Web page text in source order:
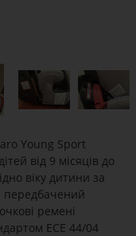
Young Sport
від 9 місяців до
віку дитини за
ремені
ECE 44/04